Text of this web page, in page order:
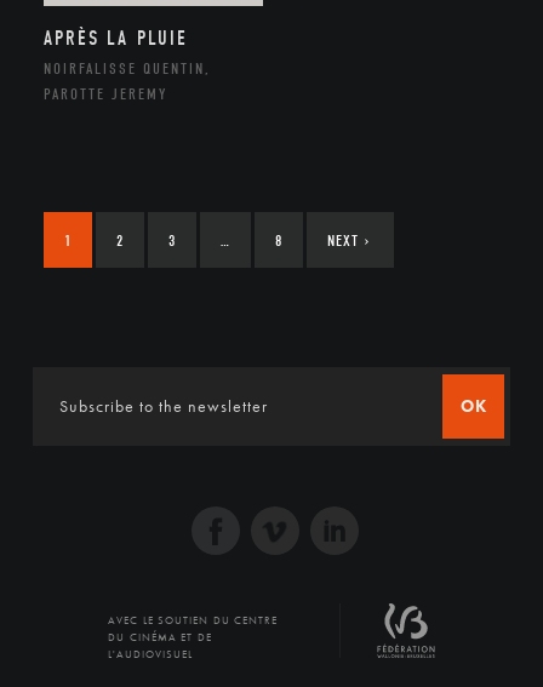
APRÈS LA PLUIE
NOIRFALISSE QUENTIN,
PAROTTE JEREMY
1 2 3 8 NEXT ›
OK
AVEC LE SOUTIEN DU CENTRE
DU CINÉMA ET DE
L'AUDIOVISUEL